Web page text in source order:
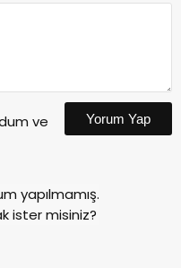
ve
Yorum Yap
yapılmamış.
ister misiniz?